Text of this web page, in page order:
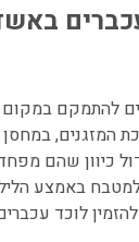
להתמקם במקום
המזגנים,
כיוון שהם
באמצע
עכברים 24 שעות